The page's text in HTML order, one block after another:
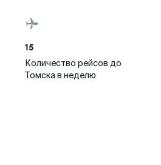
15
Количество рейсов до
Томска в неделю